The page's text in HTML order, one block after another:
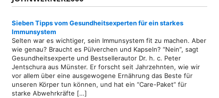
Sieben Tipps vom Gesundheitsexperten für ein starkes
Immunsystem
Selten war es wichtiger, sein Immunsystem fit zu machen. Aber
wie genau? Braucht es Pülverchen und Kapseln? “Nein”, sagt
Gesundheitsexperte und Bestsellerautor Dr. h. c. Peter
Jentschura aus Münster. Er forscht seit Jahrzehnten, wie wir
vor allem über eine ausgewogene Ernährung das Beste für
unseren Körper tun können, und hat ein “Care-Paket” für
starke Abwehrkräfte […]